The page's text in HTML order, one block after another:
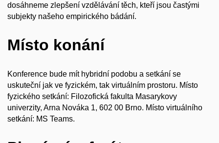
dosáhneme zlepšení vzdělávání těch, kteří jsou častými
subjekty našeho empirického bádání.
Místo konání
Konference bude mít hybridní podobu a setkání se
uskuteční jak ve fyzickém, tak virtuálním prostoru. Místo
fyzického setkání: Filozofická fakulta Masarykovy
univerzity, Arna Nováka 1, 602 00 Brno. Místo virtuálního
setkání: MS Teams.